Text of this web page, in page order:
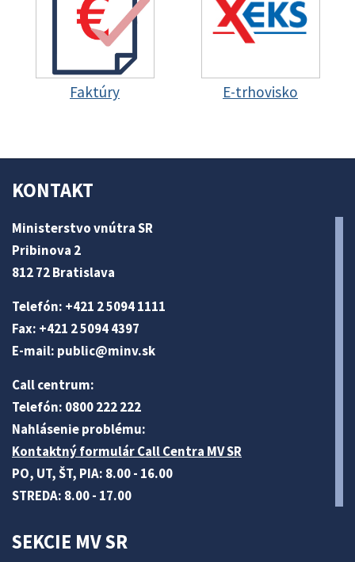
Faktúry E-trhovisko
KONTAKT
Ministerstvo vnútra SR
Pribinova 2
812 72 Bratislava
Telefón: +421 2 5094 1111
Fax: +421 2 5094 4397
E-mail: public@minv.sk
Call centrum:
Telefón: 0800 222 222
Nahlásenie problému:
Kontaktný formulár Call Centra MV SR
PO, UT, ŠT, PIA: 8.00 - 16.00
STREDA: 8.00 - 17.00
SEKCIE MV SR